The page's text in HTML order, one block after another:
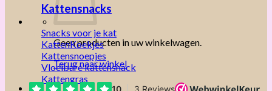
Geen producten in uw winkelwagen.
Terug naar winkel
Kattensnacks
Snacks voor je kat
KattenKoekjes
Kattensnoepjes
Vloeibare kattensnack
Kattengras